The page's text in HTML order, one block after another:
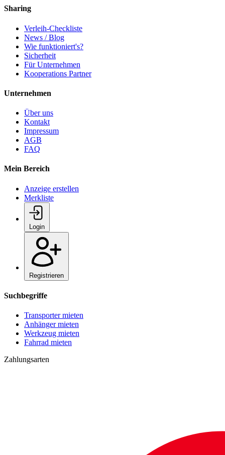
Sharing
Verleih-Checkliste
News / Blog
Wie funktioniert's?
Sicherheit
Für Unternehmen
Kooperations Partner
Unternehmen
Über uns
Kontakt
Impressum
AGB
FAQ
Mein Bereich
Anzeige erstellen
Merkliste
Login
Registrieren
Suchbegriffe
Transporter mieten
Anhänger mieten
Werkzeug mieten
Fahrrad mieten
Zahlungsarten